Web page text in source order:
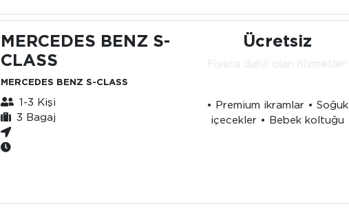
MERCEDES BENZ S-
CLASS
MERCEDES BENZ S-CLASS
1-3 Kişi
3 Bagaj
Ücretsiz
Fiyata dahil olan hizmetler:
• Premium ikramlar • Soğuk
içecekler • Bebek koltuğu